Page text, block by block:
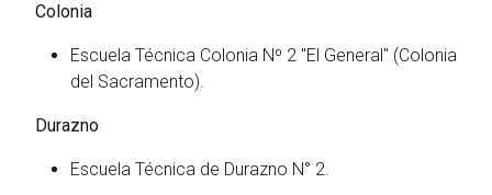
Colonia
Escuela Técnica Colonia Nº 2 "El General" (Colonia
del Sacramento).
Durazno
Escuela Técnica de Durazno N° 2.